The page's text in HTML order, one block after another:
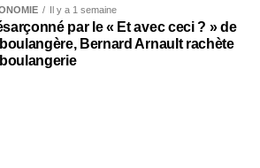
Il y a 1 semaine
par le « Et avec ceci ? » de
boulangère, Bernard Arnault rachète
boulangerie